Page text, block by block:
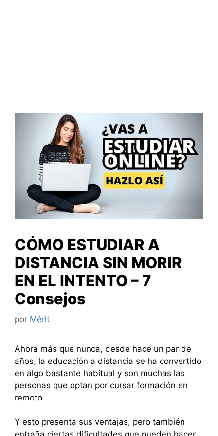
CÓMO ESTUDIAR A
DISTANCIA SIN MORIR
EN EL INTENTO – 7
Consejos
por Mérit
Ahora más que nunca, desde hace un par de
años, la educación a distancia se ha convertido
en algo bastante habitual y son muchas las
personas que optan por cursar formación en
remoto.
Y esto presenta sus ventajas, pero también